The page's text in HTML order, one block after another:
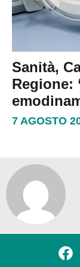
Sanità,
Regione:
7 AGOSTO